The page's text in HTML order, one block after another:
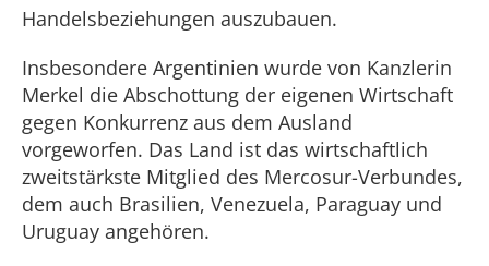
Handelsbeziehungen auszubauen.
Insbesondere Argentinien wurde von Kanzlerin
Merkel die Abschottung der eigenen Wirtschaft
gegen Konkurrenz aus dem Ausland
vorgeworfen. Das Land ist das wirtschaftlich
zweitstärkste Mitglied des Mercosur-Verbundes,
dem auch Brasilien, Venezuela, Paraguay und
Uruguay angehören.